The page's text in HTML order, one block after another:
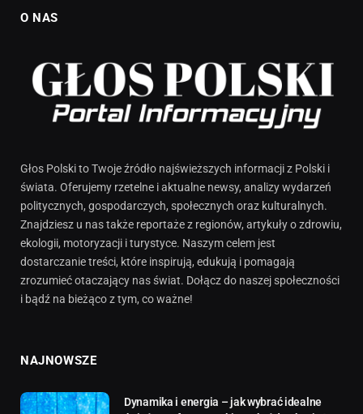
O NAS
Głos Polski to Twoje źródło najświeższych informacji z Polski i
świata. Oferujemy rzetelne i aktualne newsy, analizy wydarzeń
politycznych, gospodarczych, społecznych oraz kulturalnych.
Znajdziesz u nas także reportaże z regionów, artykuły o zdrowiu,
ekologii, motoryzacji i turystyce. Naszym celem jest
dostarczanie treści, które inspirują, edukują i pomagają
zrozumieć otaczający nas świat. Dołącz do naszej społeczności
i bądź na bieżąco z tym, co ważne!
NAJNOWSZE
Dynamika i energia – jak wybrać idealne